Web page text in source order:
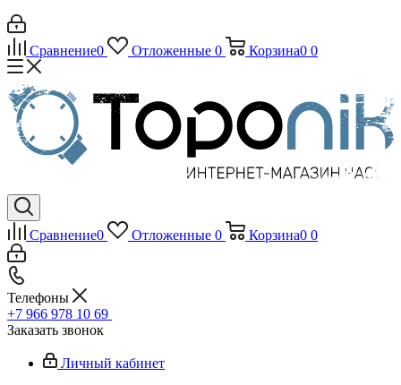
Сравнение0 Отложенные 0 Корзина0 0
Сравнение0 Отложенные 0 Корзина0 0
Телефоны
+7 966 978 10 69
Заказать звонок
Личный кабинет